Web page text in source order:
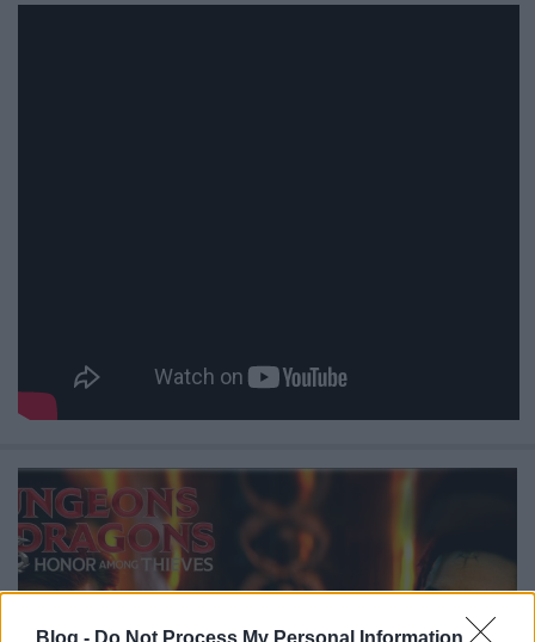
Blog - Do Not Process My Personal Information